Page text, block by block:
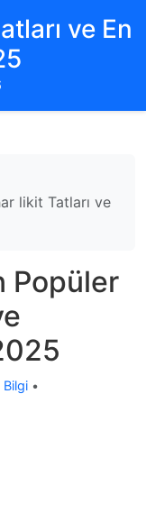
ve En
likit Tatları ve
Popüler
Bilgi •